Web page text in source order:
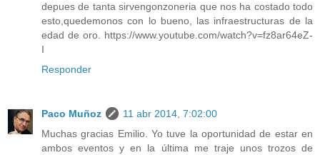
depues de tanta sirvengonzoneria que nos ha costado todo
esto,quedemonos con lo bueno, las infraestructuras de la
edad de oro. https://www.youtube.com/watch?v=fz8ar64eZ-
I
Responder
Paco Muñoz
11 abr 2014, 7:02:00
Muchas gracias Emilio. Yo tuve la oportunidad de estar en
ambos eventos y en la última me traje unos trozos de